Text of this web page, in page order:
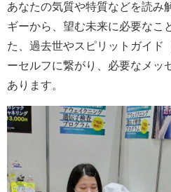
あなたの気質や特質などを読み
ギーから、望む未来に必要なこ
た、過去世やスピリットガイド
ーセルフに繋がり、必要なメッ
あります。